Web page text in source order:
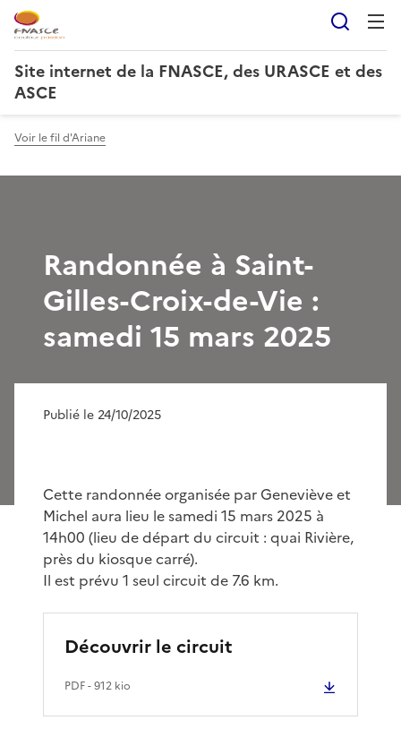
Site internet de la FNASCE, des URASCE et des
ASCE
Voir le fil d'Ariane
Randonnée à Saint-
Gilles-Croix-de-Vie :
samedi 15 mars 2025
Publié le 24/10/2025
Cette randonnée organisée par Geneviève et
Michel aura lieu le samedi 15 mars 2025 à
14h00 (lieu de départ du circuit : quai Rivière,
près du kiosque carré).
Il est prévu 1 seul circuit de 7.6 km.
Découvrir le circuit
PDF- 912 kio